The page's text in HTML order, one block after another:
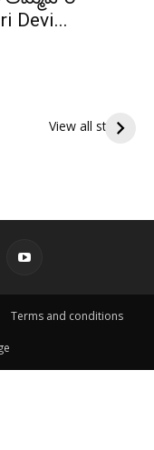
Devi...
View all stories
గిరి ప్రదక్షిణ
Terms and conditions